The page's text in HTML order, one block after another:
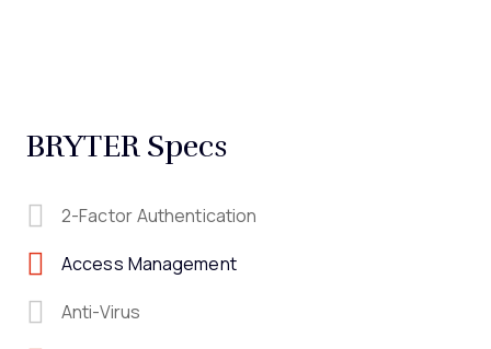
BRYTER Specs
2-Factor Authentication
Access Management
Anti-Virus